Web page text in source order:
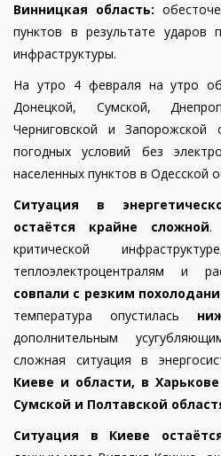
Винницкая область:
пунктов в результате ударов
инфраструктуры.
На утро 4 февраля на утро
Донецкой, Сумской,
Черниговской и Запорожской
погодных условий без
населенных пунктов в Одесской
Ситуация в
остаётся крайне сложной.
критической
теплоэлектроцентралям и
совпали с резким
температура опустилась
дополнительным
сложная ситуация в
Киеве и области, в
Сумской и Полтавской
Ситуация в Киеве